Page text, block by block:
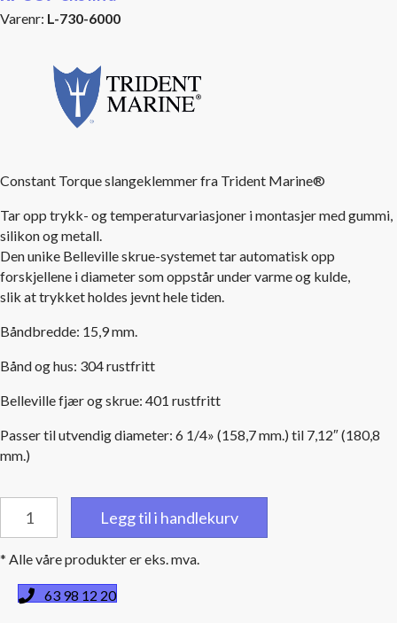
Varenr: L-730-6000
Constant Torque slangeklemmer fra Trident Marine®
Tar opp trykk- og temperaturvariasjoner i montasjer med gummi,
silikon og metall.
Den unike Belleville skrue-systemet tar automatisk opp
forskjellene i diameter som oppstår under varme og kulde,
slik at trykket holdes jevnt hele tiden.
Båndbredde: 15,9 mm.
Bånd og hus: 304 rustfritt
Belleville fjær og skrue: 401 rustfritt
Passer til utvendig diameter: 6 1/4» (158,7 mm.) til 7,12″ (180,8
mm.)
Torque
utv.slangediameter
Legg til i handlekurv
* Alle våre produkter er eks. mva.
63 98 12 20